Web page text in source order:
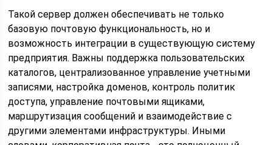
Такой сервер должен обеспечивать не только
базовую почтовую функциональность, но и
возможность интеграции в существующую систему
предприятия. Важны поддержка пользовательских
каталогов, централизованное управление учетными
записями, настройка доменов, контроль политик
доступа, управление почтовыми ящиками,
маршрутизация сообщений и взаимодействие с
другими элементами инфраструктуры. Иными